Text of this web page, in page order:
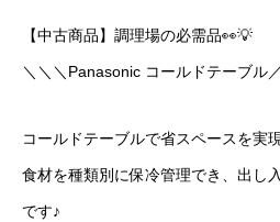
【中古商品】調理場の必需品👀💡
＼＼＼Panasonic コールドテーブル
コールドテーブルで省スペースを実現
食材を種類別に保冷管理でき、出し
です♪